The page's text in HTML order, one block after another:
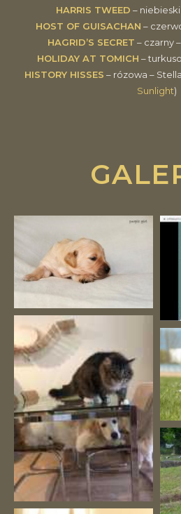
HARRIS TWEED –
HOST OF GUISACHAN –
HAGRID’S SECRET – czarny
HOLIDAY AT TOMICH –
HISTORY HISSES – rózowa –
Sunlight)